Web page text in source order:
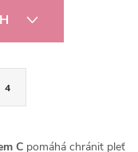
4
C pomáhá chránit pleť